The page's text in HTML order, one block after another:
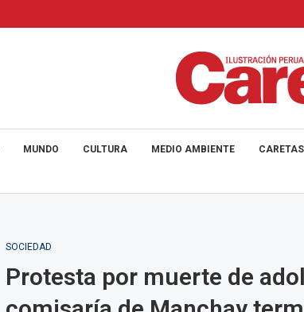
MUNDO CULTURA MEDIO AMBIENTE
SOCIEDAD
Protesta por muerte de